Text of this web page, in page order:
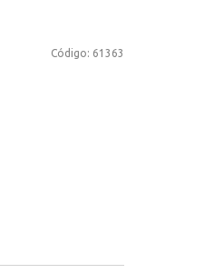
Código: 61363